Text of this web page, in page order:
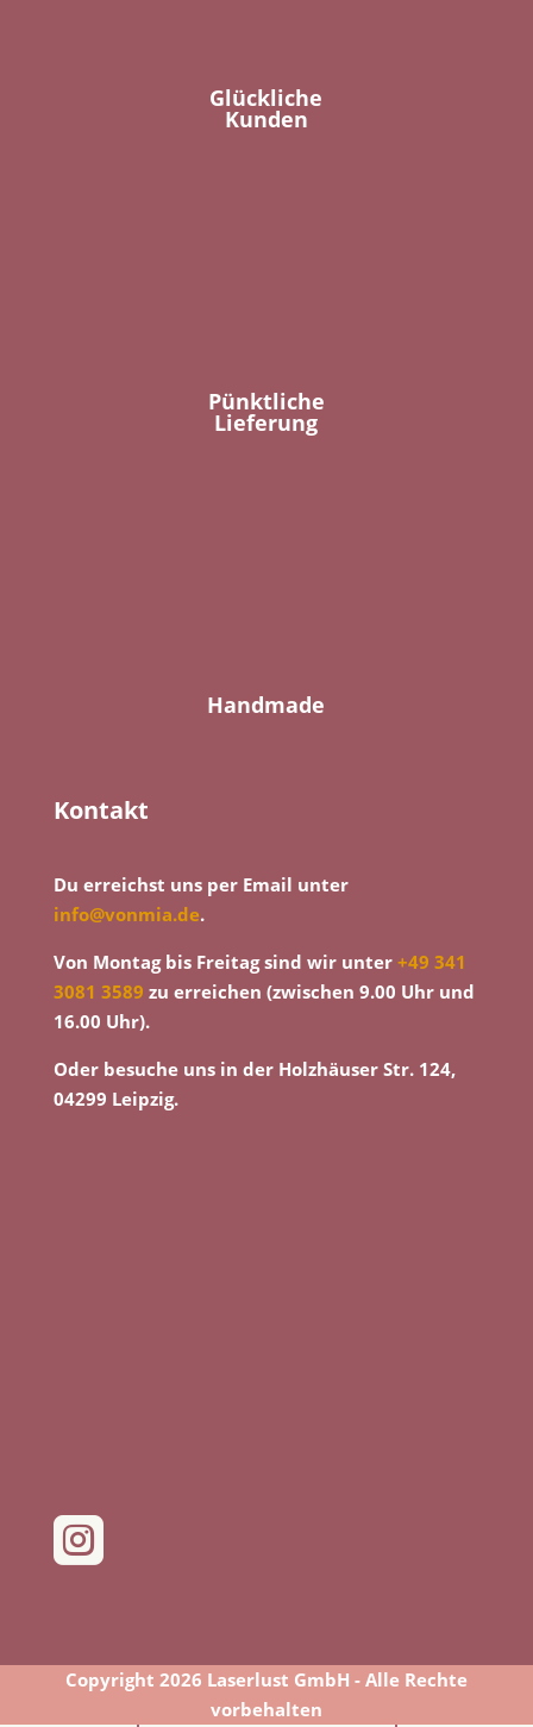
Glückliche
Kunden
Pünktliche
Lieferung
Handmade
Kontakt
Du erreichst uns per Email unter
info@vonmia.de.
Von Montag bis Freitag sind wir unter +49 341
3081 3589 zu erreichen (zwischen 9.00 Uhr und
16.00 Uhr).
Oder besuche uns in der Holzhäuser Str. 124,
04299 Leipzig.

Copyright 2026 Laserlust GmbH - Alle Rechte
vorbehalten